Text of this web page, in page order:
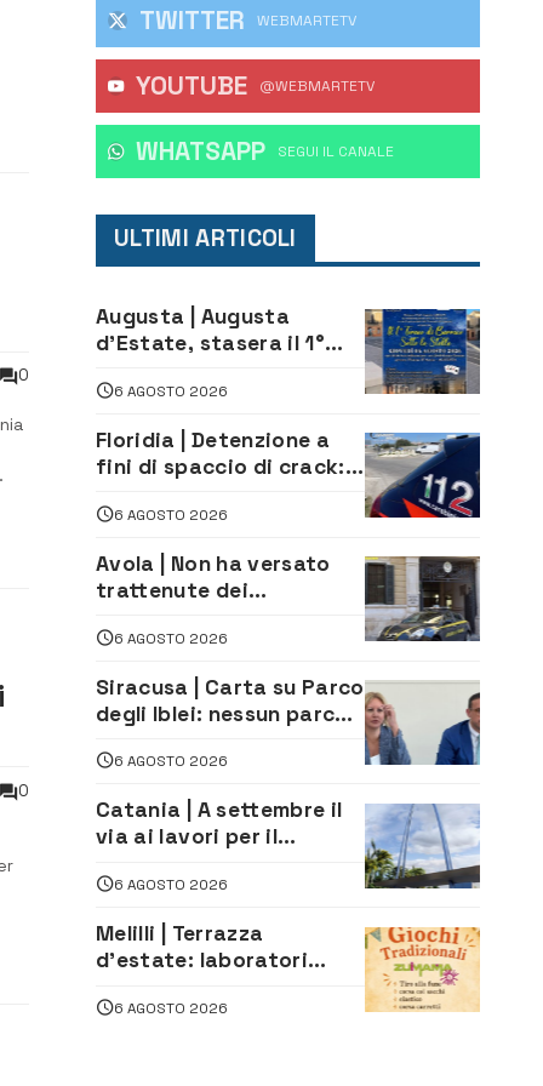
0
0
TWITTER WEBMARTETV
YOUTUBE @WEBMARTETV
WHATSAPP ‎SEGUI IL CANALE
ULTIMI ARTICOLI
Augusta | Augusta
d’Estate, stasera il 1°
le Stelle: piazza
D’Astorga già sold out
6 AGOSTO 2026
Floridia | Detenzione a
fini di spaccio di crack:
6 AGOSTO 2026
Avola | Non ha versato
trattenute dei
oltre 700 mila euro a
imprenditore della
climatizzazione
6 AGOSTO 2026
Siracusa | Carta su Parco
degli Iblei: nessun parco
comunità e il territorio
6 AGOSTO 2026
Catania | A settembre il
via ai lavori per il
sud del porto
6 AGOSTO 2026
Melilli | Terrazza
d’estate: laboratori
styling e giochi
6 AGOSTO 2026